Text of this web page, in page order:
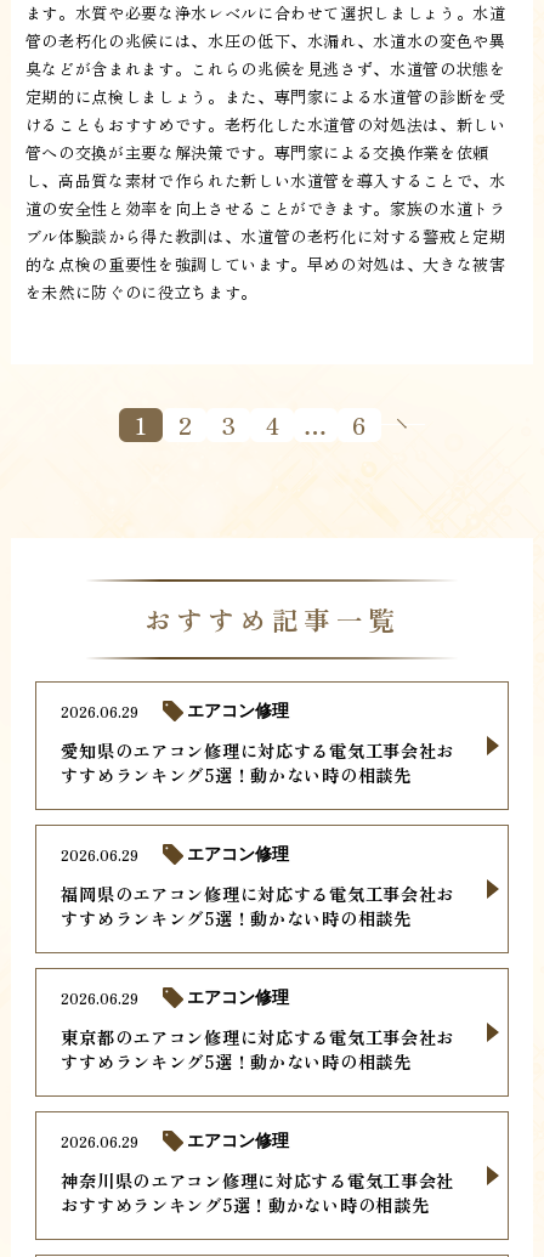
ます。水質や必要な浄水レベルに合わせて選択しましょう。水道
管の老朽化の兆候には、水圧の低下、水漏れ、水道水の変色や異
臭などが含まれます。これらの兆候を見逃さず、水道管の状態を
定期的に点検しましょう。また、専門家による水道管の診断を受
けることもおすすめです。老朽化した水道管の対処法は、新しい
管への交換が主要な解決策です。専門家による交換作業を依頼
し、高品質な素材で作られた新しい水道管を導入することで、水
道の安全性と効率を向上させることができます。家族の水道トラ
ブル体験談から得た教訓は、水道管の老朽化に対する警戒と定期
的な点検の重要性を強調しています。早めの対処は、大きな被害
を未然に防ぐのに役立ちます。
1 2 3 4 … 6
おすすめ記事一覧
愛知県のエアコン修理に対応する電気工事会社お
すすめランキング5選！動かない時の相談先
2026.06.29 エアコン修理
福岡県のエアコン修理に対応する電気工事会社お
すすめランキング5選！動かない時の相談先
2026.06.29 エアコン修理
東京都のエアコン修理に対応する電気工事会社お
すすめランキング5選！動かない時の相談先
2026.06.29 エアコン修理
神奈川県のエアコン修理に対応する電気工事会社
おすすめランキング5選！動かない時の相談先
2026.06.29 エアコン修理